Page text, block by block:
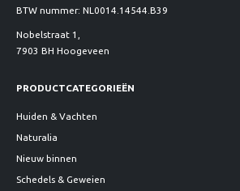
BTW nummer: NL0014.14544.B39
Nobelstraat 1,
7903 BH Hoogeveen
PRODUCTCATEGORIEËN
Huiden & Vachten
Naturalia
Nieuw binnen
Schedels & Geweien